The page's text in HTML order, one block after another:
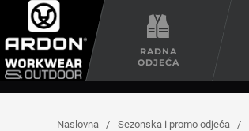
RADNA
ODJEĆA
Naslovna / Sezonska i promo odjeća /